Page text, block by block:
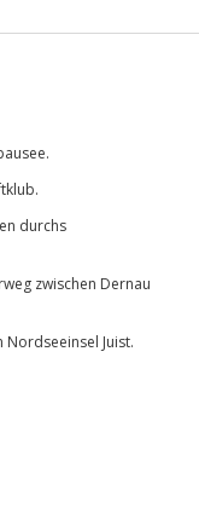
durchs
zwischen Dernau
Juist.